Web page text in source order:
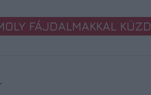
FÁJDALMAKKAL KÜZD